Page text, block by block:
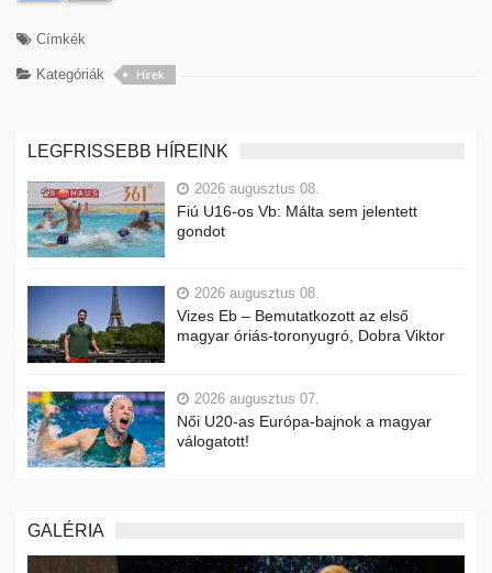
Címkék
Kategóriák Hirek
LEGFRISSEBB HÍREINK
2026 augusztus 08.
Fiú U16-os Vb: Málta sem jelentett
gondot
2026 augusztus 08.
Vizes Eb – Bemutatkozott az első
magyar óriás-toronyugró, Dobra Viktor
2026 augusztus 07.
Női U20-as Európa-bajnok a magyar
válogatott!
GALÉRIA